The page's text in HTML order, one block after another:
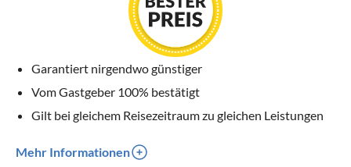
Garantiert nirgendwo günstiger
Vom Gastgeber 100% bestätigt
Gilt bei gleichem Reisezeitraum zu gleichen Leistungen
Mehr Informationen